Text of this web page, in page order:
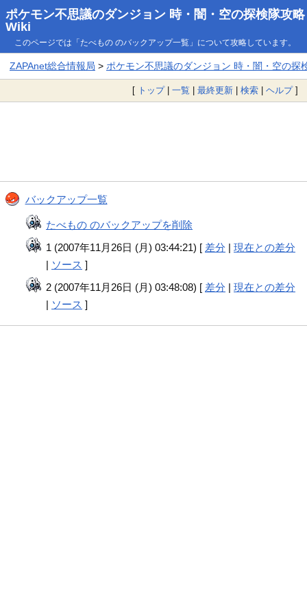
ポケモン不思議のダンジョン 時・闇・空の探検隊攻略
Wiki
このページでは「たべもの のバックアップ一覧」について攻略しています。
ZAPAnet総合情報局 > ポケモン不思議のダンジョン 時・闇・空の探
[ トップ| 一覧 | 最終更新 | 検索 | ヘルプ]
バックアップ一覧
たべもの のバックアップを削除
1 (2007年11月26日 (月) 03:44:21) [ 差分 |現在との差分
| ソース ]
2 (2007年11月26日 (月) 03:48:08) [ 差分 |現在との差分
| ソース ]